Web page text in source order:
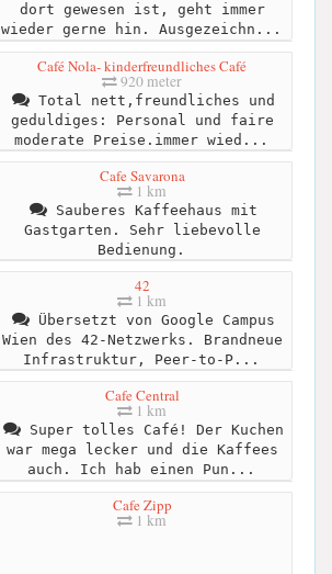
dort gewesen ist, geht immer
wieder gerne hin. Ausgezeichn...
Café Nola- kinderfreundliches Café
920 meter
Total nett,freundliches und
geduldiges: Personal und faire
moderate Preise.immer wied...
Cafe Savarona
1 km
Sauberes Kaffeehaus mit
Gastgarten. Sehr liebevolle
Bedienung.
42
1 km
Übersetzt von Google Campus
Wien des 42-Netzwerks. Brandneue
Infrastruktur, Peer-to-P...
Cafe Central
1 km
Super tolles Café! Der Kuchen
war mega lecker und die Kaffees
auch. Ich hab einen Pun...
Cafe Zipp
1 km